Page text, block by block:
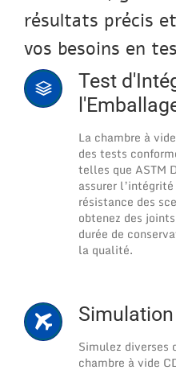
résultats précis
vos besoins en
Test
La chambre à
des tests
telles que ASTM
assurer
résistance des
obtenez des
durée de
la qualité.
Simulez diverses
chambre à vide